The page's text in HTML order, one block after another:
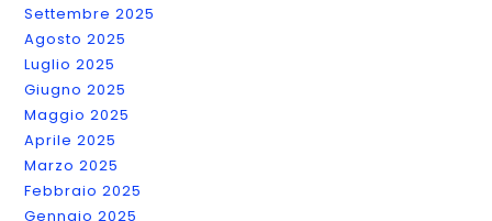
Settembre 2025
Agosto 2025
Luglio 2025
Giugno 2025
Maggio 2025
Aprile 2025
Marzo 2025
Febbraio 2025
Gennaio 2025